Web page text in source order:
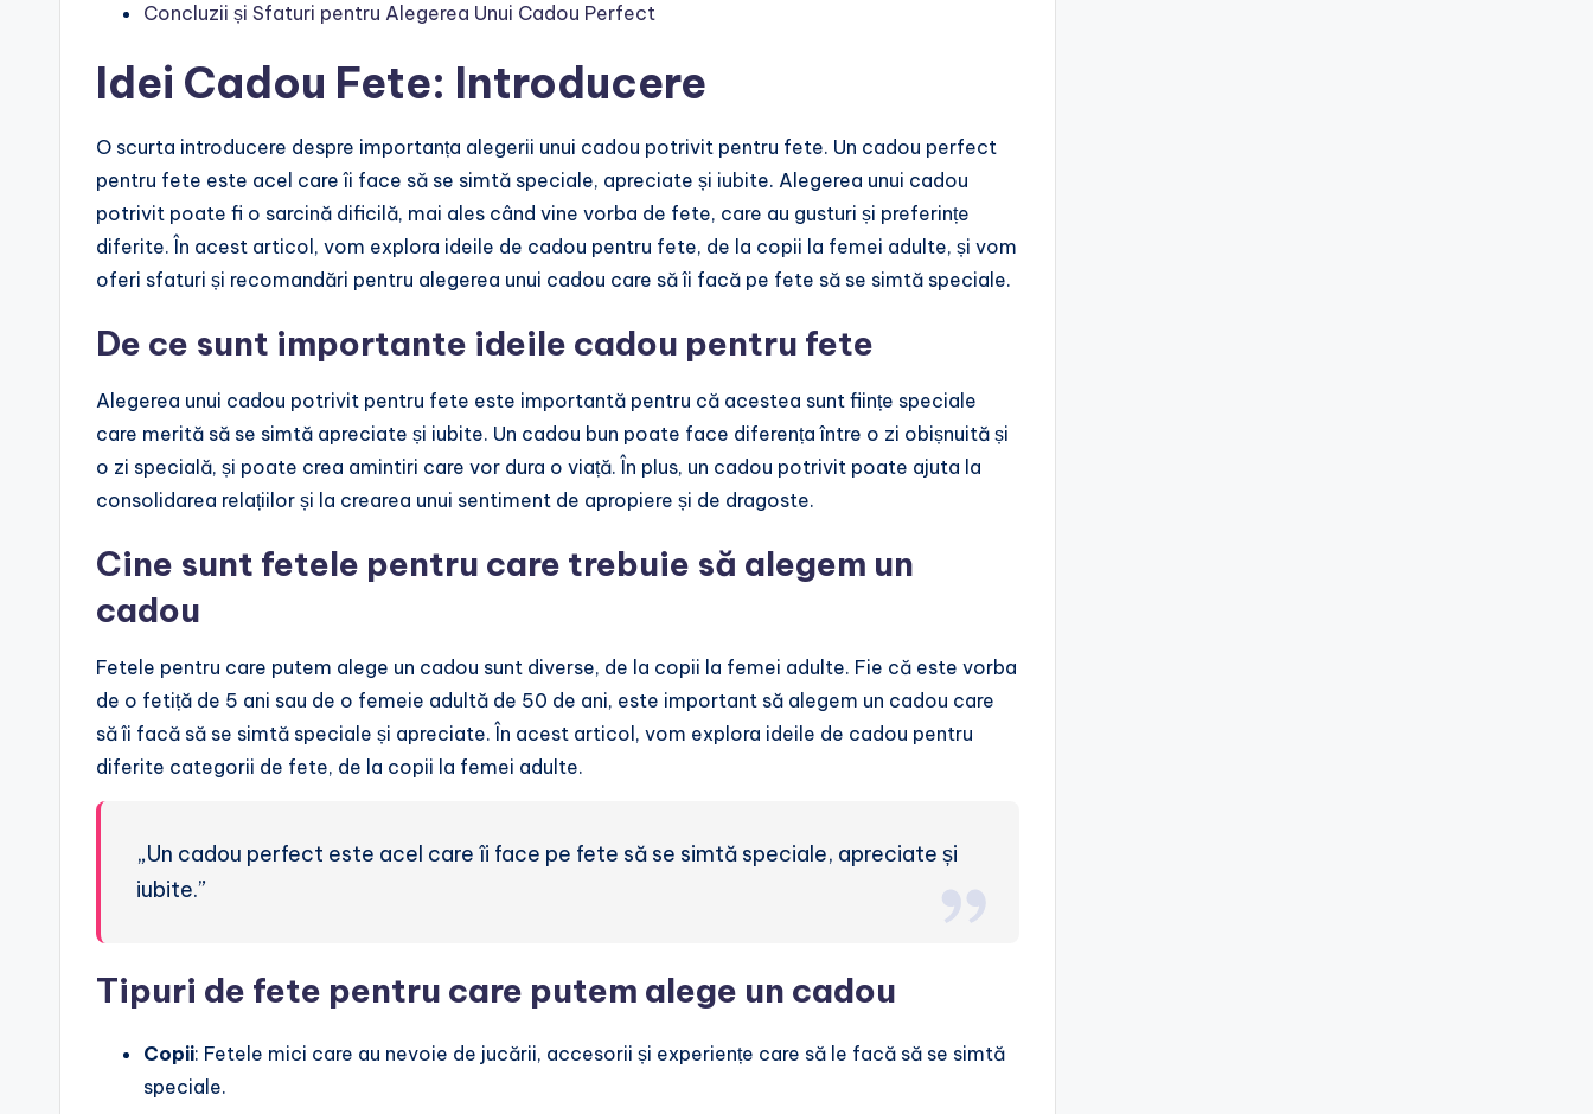
Concluzii și Sfaturi pentru Alegerea Unui Cadou Perfect
Idei Cadou Fete: Introducere
O scurta introducere despre importanța alegerii unui cadou potrivit pentru fete. Un cadou perfect
pentru fete este acel care îi face să se simtă speciale, apreciate și iubite. Alegerea unui cadou
potrivit poate fi o sarcină dificilă, mai ales când vine vorba de fete, care au gusturi și preferințe
diferite. În acest articol, vom explora ideile de cadou pentru fete, de la copii la femei adulte, și vom
oferi sfaturi și recomandări pentru alegerea unui cadou care să îi facă pe fete să se simtă speciale.
De ce sunt importante ideile cadou pentru fete
Alegerea unui cadou potrivit pentru fete este importantă pentru că acestea sunt ființe speciale
care merită să se simtă apreciate și iubite. Un cadou bun poate face diferența între o zi obișnuită și
o zi specială, și poate crea amintiri care vor dura o viață. În plus, un cadou potrivit poate ajuta la
consolidarea relațiilor și la crearea unui sentiment de apropiere și de dragoste.
Cine sunt fetele pentru care trebuie să alegem un
cadou
Fetele pentru care putem alege un cadou sunt diverse, de la copii la femei adulte. Fie că este vorba
de o fetiță de 5 ani sau de o femeie adultă de 50 de ani, este important să alegem un cadou care
să îi facă să se simtă speciale și apreciate. În acest articol, vom explora ideile de cadou pentru
diferite categorii de fete, de la copii la femei adulte.
„Un cadou perfect este acel care îi face pe fete să se simtă speciale, apreciate și
iubite.”
Tipuri de fete pentru care putem alege un cadou
Copii: Fetele mici care au nevoie de jucării, accesorii și experiențe care să le facă să se simtă
speciale.